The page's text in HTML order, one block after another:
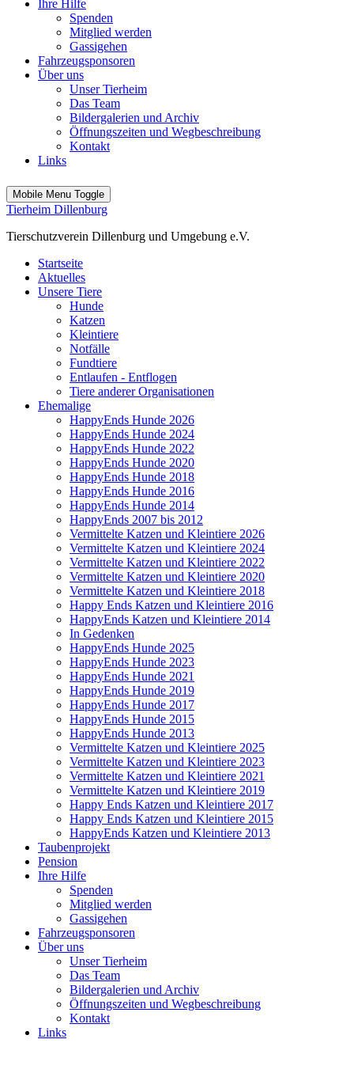
Ihre Hilfe
Spenden
Mitglied werden
Gassigehen
Fahrzeugsponsoren
Über uns
Unser Tierheim
Das Team
Bildergalerien und Archiv
Öffnungszeiten und Wegbeschreibung
Kontakt
Links
Mobile Menu Toggle
Tierheim Dillenburg
Tierschutzverein Dillenburg und Umgebung e.V.
Startseite
Aktuelles
Unsere Tiere
Hunde
Katzen
Kleintiere
Notfälle
Fundtiere
Entlaufen - Entflogen
Tiere anderer Organisationen
Ehemalige
HappyEnds Hunde 2026
HappyEnds Hunde 2024
HappyEnds Hunde 2022
HappyEnds Hunde 2020
HappyEnds Hunde 2018
HappyEnds Hunde 2016
HappyEnds Hunde 2014
HappyEnds 2007 bis 2012
Vermittelte Katzen und Kleintiere 2026
Vermittelte Katzen und Kleintiere 2024
Vermittelte Katzen und Kleintiere 2022
Vermittelte Katzen und Kleintiere 2020
Vermittelte Katzen und Kleintiere 2018
Happy Ends Katzen und Kleintiere 2016
HappyEnds Katzen und Kleintiere 2014
In Gedenken
HappyEnds Hunde 2025
HappyEnds Hunde 2023
HappyEnds Hunde 2021
HappyEnds Hunde 2019
HappyEnds Hunde 2017
HappyEnds Hunde 2015
HappyEnds Hunde 2013
Vermittelte Katzen und Kleintiere 2025
Vermittelte Katzen und Kleintiere 2023
Vermittelte Katzen und Kleintiere 2021
Vermittelte Katzen und Kleintiere 2019
Happy Ends Katzen und Kleintiere 2017
Happy Ends Katzen und Kleintiere 2015
HappyEnds Katzen und Kleintiere 2013
Taubenprojekt
Pension
Ihre Hilfe
Spenden
Mitglied werden
Gassigehen
Fahrzeugsponsoren
Über uns
Unser Tierheim
Das Team
Bildergalerien und Archiv
Öffnungszeiten und Wegbeschreibung
Kontakt
Links